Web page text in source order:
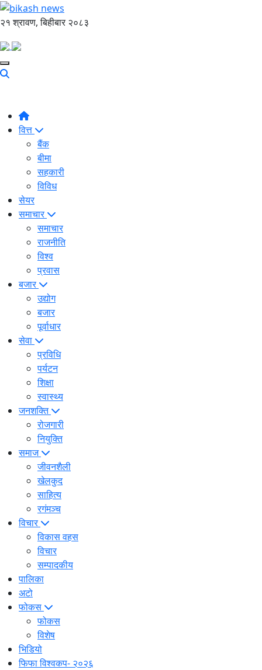
२१ श्रावण, बिहीबार २०८३
वित्त
बैंक
बीमा
सहकारी
विविध
सेयर
समाचार
समाचार
राजनीति
विश्व
प्रवास
बजार
उद्योग
बजार
पूर्वाधार
सेवा
प्रविधि
पर्यटन
शिक्षा
स्वास्थ्य
जनशक्ति
रोजगारी
नियुक्ति
समाज
जीवनशैली
खेलकुद
साहित्य
रगंमञ्च
विचार
विकास वहस
विचार
सम्पादकीय
पालिका
अटो
फोकस
फोकस
विशेष
भिडियो
फिफा विश्वकप- २०२६